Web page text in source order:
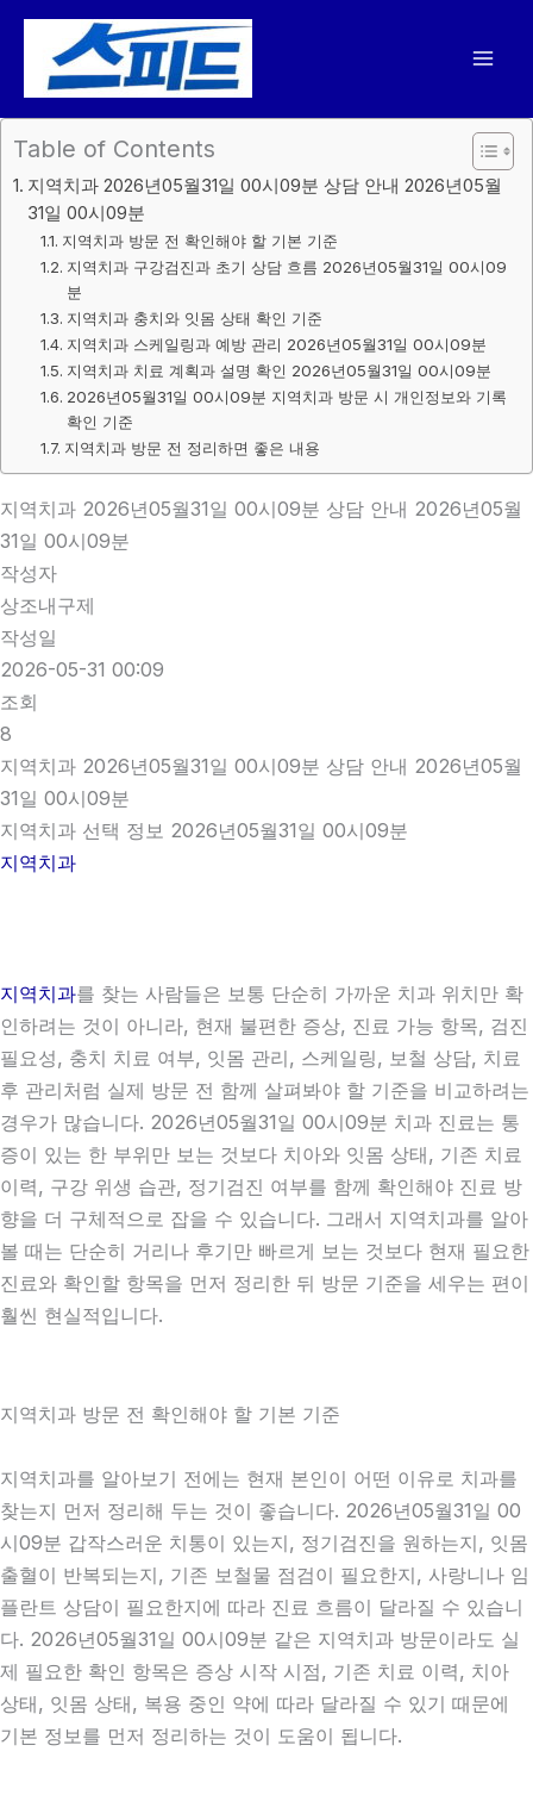
건
너
Table of Contents
지역치과 2026년05월31일 00시09분 상담 안내 2026년05월
31일 00시09분
지역치과 방문 전 확인해야 할 기본 기준
지역치과 구강검진과 초기 상담 흐름 2026년05월31일 00시09
분
지역치과 충치와 잇몸 상태 확인 기준
지역치과 스케일링과 예방 관리 2026년05월31일 00시09분
지역치과 치료 계획과 설명 확인 2026년05월31일 00시09분
2026년05월31일 00시09분 지역치과 방문 시 개인정보와 기록
확인 기준
지역치과 방문 전 정리하면 좋은 내용
지역치과 2026년05월31일 00시09분 상담 안내 2026년05월
31일 00시09분
작성자
상조내구제
작성일
2026-05-31 00:09
조회
8
지역치과 2026년05월31일 00시09분 상담 안내 2026년05월
31일 00시09분
지역치과 선택 정보 2026년05월31일 00시09분
지역치과
지역치과를 찾는 사람들은 보통 단순히 가까운 치과 위치만 확
인하려는 것이 아니라, 현재 불편한 증상, 진료 가능 항목, 검진
필요성, 충치 치료 여부, 잇몸 관리, 스케일링, 보철 상담, 치료
후 관리처럼 실제 방문 전 함께 살펴봐야 할 기준을 비교하려는
경우가 많습니다. 2026년05월31일 00시09분 치과 진료는 통
증이 있는 한 부위만 보는 것보다 치아와 잇몸 상태, 기존 치료
이력, 구강 위생 습관, 정기검진 여부를 함께 확인해야 진료 방
향을 더 구체적으로 잡을 수 있습니다. 그래서 지역치과를 알아
볼 때는 단순히 거리나 후기만 빠르게 보는 것보다 현재 필요한
진료와 확인할 항목을 먼저 정리한 뒤 방문 기준을 세우는 편이
훨씬 현실적입니다.
지역치과 방문 전 확인해야 할 기본 기준
지역치과를 알아보기 전에는 현재 본인이 어떤 이유로 치과를
찾는지 먼저 정리해 두는 것이 좋습니다. 2026년05월31일 00
시09분 갑작스러운 치통이 있는지, 정기검진을 원하는지, 잇몸
출혈이 반복되는지, 기존 보철물 점검이 필요한지, 사랑니나 임
플란트 상담이 필요한지에 따라 진료 흐름이 달라질 수 있습니
다. 2026년05월31일 00시09분 같은 지역치과 방문이라도 실
제 필요한 확인 항목은 증상 시작 시점, 기존 치료 이력, 치아
상태, 잇몸 상태, 복용 중인 약에 따라 달라질 수 있기 때문에
기본 정보를 먼저 정리하는 것이 도움이 됩니다.